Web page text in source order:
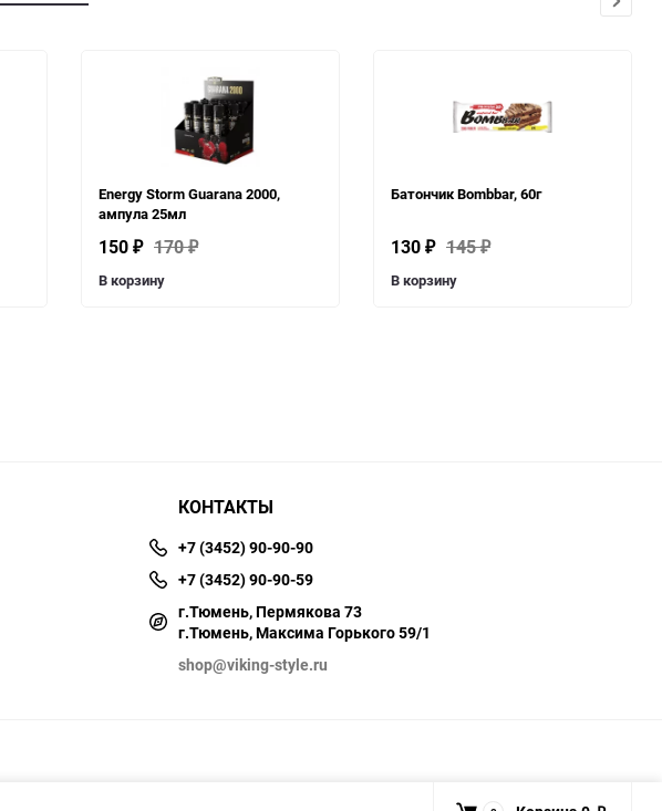
Energy Storm Guarana 2000,
ампула 25мл
150 ₽ 170₽
В корзину
Батончик Bombbar, 60г
130 ₽ 145₽
В корзину
КОНТАКТЫ
+7 (3452) 90-90-90
+7 (3452) 90-90-59
г.Тюмень, Пермякова 73
г.Тюмень, Максима Горького 59/1
shop@viking-style.ru